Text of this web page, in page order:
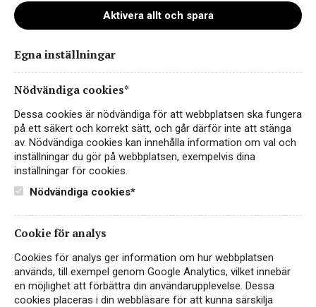
en perfekt balans mellan tradition och naturlig
elegans.
Castelgufo Verdicchio dei
Castelli di Jesi
Aktivera allt och spara
Egna inställningar
Nödvändiga cookies*
Dessa cookies är nödvändiga för att webbplatsen ska fungera
på ett säkert och korrekt sätt, och går därför inte att stänga
av. Nödvändiga cookies kan innehålla information om val och
inställningar du gör på webbplatsen, exempelvis dina
inställningar för cookies.
Nödvändiga cookies*
Cookie för analys
Cookies för analys ger information om hur webbplatsen
används, till exempel genom Google Analytics, vilket innebär
en möjlighet att förbättra din användarupplevelse. Dessa
cookies placeras i din webbläsare för att kunna särskilja